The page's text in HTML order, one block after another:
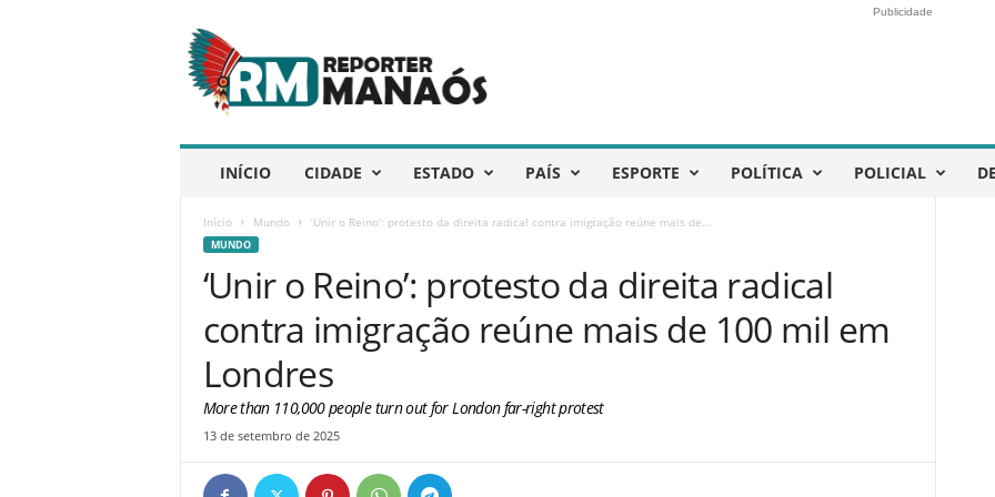
e
p
ó
Publicidade
INÍCIO CIDADE ESTADO PAÍS ESPORTE POLÍTICA POLICIAL
Início Mundo ‘Unir o Reino’: protesto da direita radical contra imigração reúne mais de...
MUNDO
‘Unir o Reino’: protesto da direita radical
contra imigração reúne mais de 100 mil em
Londres
More than 110,000 people turn out for London far-right protest
13 de setembro de 2025